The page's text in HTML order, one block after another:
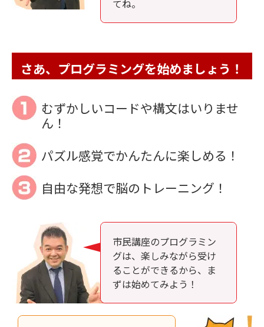
てね。
さあ、プログラミングを始めましょう！
むずかしいコードや構文はいりませ
ん！
パズル感覚でかんたんに楽しめる！
自由な発想で脳のトレーニング！
市民講座のプログラミン
グは、楽しみながら受け
ることができるから、ま
ずは始めてみよう！